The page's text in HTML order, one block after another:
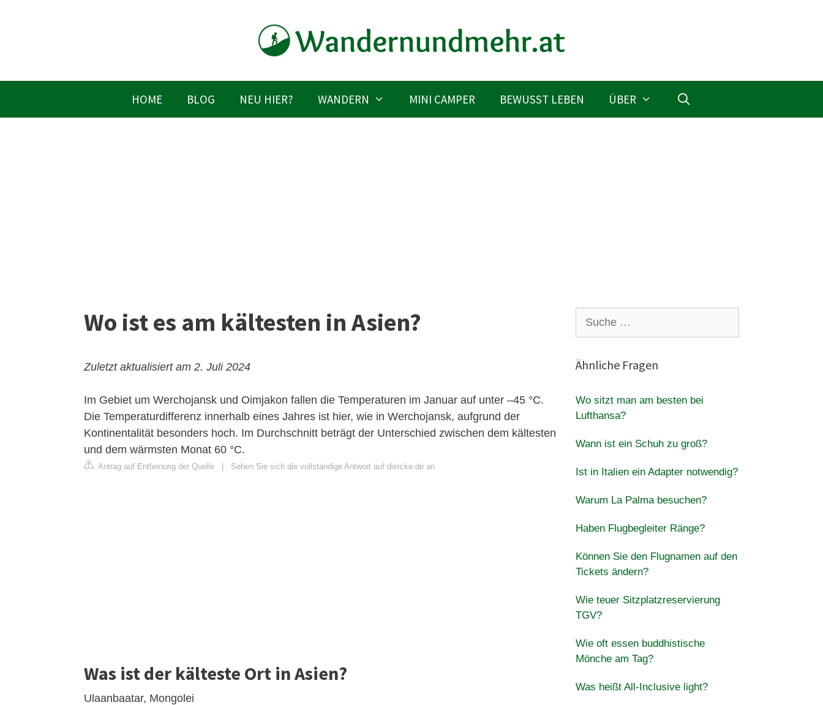
HOME BLOG NEU HIER? WANDERN MINI CAMPER BEWUSST LEBEN ÜBER
Wo ist es am kältesten in Asien?
Zuletzt aktualisiert am 2. Juli 2024
Im Gebiet um Werchojansk und Oimjakon fallen die Temperaturen im Januar auf unter –45 °C.
Die Temperaturdifferenz innerhalb eines Jahres ist hier, wie in Werchojansk, aufgrund der
Kontinentalität besonders hoch. Im Durchschnitt beträgt der Unterschied zwischen dem kältesten
und dem wärmsten Monat 60 °C.
Antrag auf Entfernung der Quelle Sehen Sie sich die vollständige Antwort auf diercke.de an
Was ist der kälteste Ort in Asien?
Ulaanbaatar, Mongolei
nach:
Ähnliche Fragen
Wo sitzt man am besten bei
Lufthansa?
Wann ist ein Schuh zu groß?
Ist in Italien ein Adapter notwendig?
Warum La Palma besuchen?
Haben Flugbegleiter Ränge?
Können Sie den Flugnamen auf den
Tickets ändern?
Wie teuer Sitzplatzreservierung
TGV?
Wie oft essen buddhistische
Mönche am Tag?
Was heißt All-Inclusive light?